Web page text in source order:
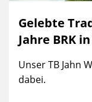
Gelebte
Jahre BRK
Unser TB Jahn
dabei.